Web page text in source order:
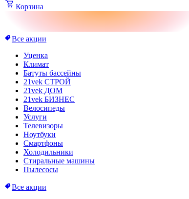
Корзина
Все акции
Уценка
Климат
Батуты бассейны
21vek СТРОЙ
21vek ДОМ
21vek БИЗНЕС
Велосипеды
Услуги
Телевизоры
Ноутбуки
Смартфоны
Холодильники
Стиральные машины
Пылесосы
Все акции